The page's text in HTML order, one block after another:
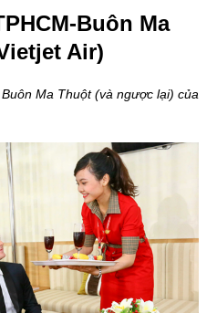
Buôn Ma
Air)
Ma Thuột (và ngược lại) của